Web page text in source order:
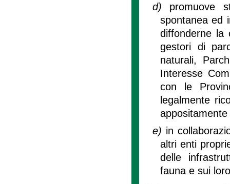
d) promuove
spontanea ed
diffonderne la
gestori di
naturali,
Interesse
con le
legalmente
e) in
altri enti
delle
fauna e sui